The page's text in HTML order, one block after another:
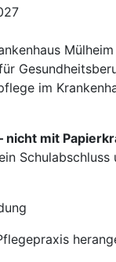
Mülheim
im
mit